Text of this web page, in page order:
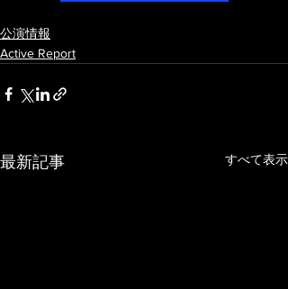
公演情報
Active Report
最新記事 すべて表示